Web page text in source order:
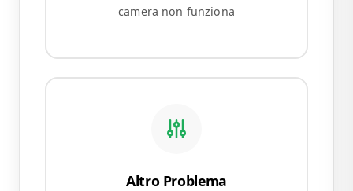
camera non funziona
Altro Problema